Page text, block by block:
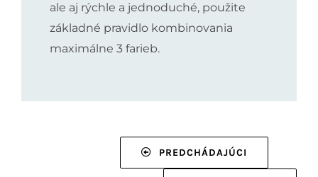
ale aj rýchle a jednoduché, použite
základné pravidlo kombinovania
maximálne 3 farieb.
PREDCHÁDAJÚCI